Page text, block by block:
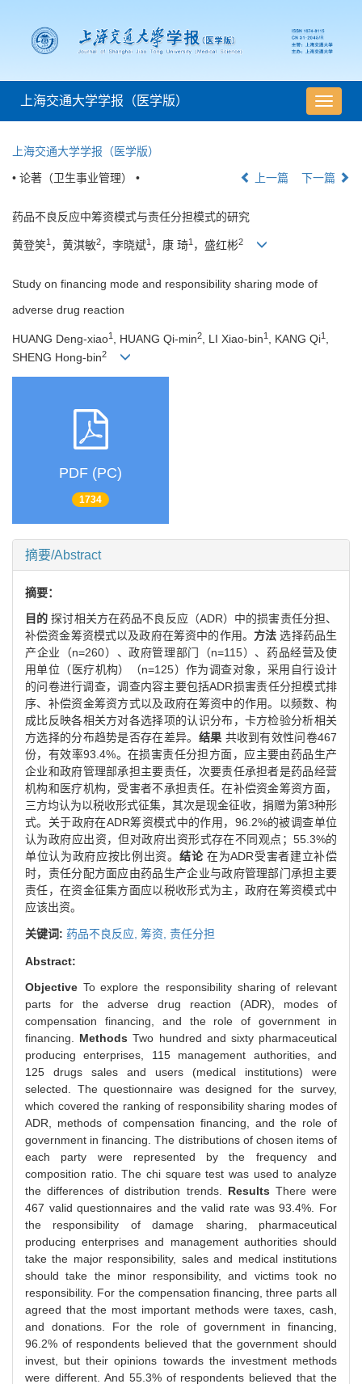
导
航
上海交通大学学报（医学版）
上海交通大学学报（医学版）
• 论著（卫生事业管理） • 上一篇 下一篇
药品不良反应中筹资模式与责任分担模式的研究
黄登笑1 ，黄淇敏2，李晓斌1 ，康 琦1 ，盛红彬2
Study on financing mode and responsibility sharing mode of
adverse drug reaction
HUANG Deng-xiao1 , HUANG Qi-min2 , LI Xiao-bin1 , KANG Qi1
SHENG Hong-bin2
PDF (PC)
1734
摘要/Abstract
摘要：
目的探讨相关方在药品不良反应（ADR）中的损害责任分担、
补偿资金筹资模式以及政府在筹资中的作用。 方法选择药品生
产企业（n=260）、政府管理部门（n=115）、药品经营及使
用单位（医疗机构）（n=125）作为调查对象，采用自行设计
的问卷进行调查，调查内容主要包括ADR损害责任分担模式排
序、补偿资金筹资方式以及政府在筹资中的作用。以频数、构
成比反映各相关方对各选择项的认识分布，卡方检验分析相关
方选择的分布趋势是否存在差异。 结果 共收到有效性问卷467
份，有效率93.4%。在损害责任分担方面，应主要由药品生产
企业和政府管理部承担主要责任，次要责任承担者是药品经营
机构和医疗机构，受害者不承担责任。在补偿资金筹资方面，
三方均认为以税收形式征集，其次是现金征收，捐赠为第3种形
式。关于政府在ADR筹资模式中的作用，96.2%的被调查单位
认为政府应出资，但对政府出资形式存在不同观点；55.3%的
单位认为政府应按比例出资。 结论 在为ADR受害者建立补偿
时，责任分配方面应由药品生产企业与政府管理部门承担主要
责任，在资金征集方面应以税收形式为主，政府在筹资模式中
应该出资。
关键词: 药品不良反应, 筹资, 责任分担
Abstract:
Objective To explore the responsibility sharing of relevant
parts for the adverse drug reaction (ADR), modes of
compensation financing, and the role of government in
financing. MethodsTwo hundred and sixty pharmaceutical
producing enterprises, 115 management authorities, and
125 drugs sales and users (medical institutions) were
selected. The questionnaire was designed for the survey,
which covered the ranking of responsibility sharing modes of
ADR, methods of compensation financing, and the role of
government in financing. The distributions of chosen items of
each party were represented by the frequency and
composition ratio. The chi square test was used to analyze
the differences of distribution trends. Results There were
467 valid questionnaires and the valid rate was 93.4%. For
the responsibility of damage sharing, pharmaceutical
producing enterprises and management authorities should
take the major responsibility, sales and medical institutions
should take the minor responsibility, and victims took no
responsibility. For the compensation financing, three parts all
agreed that the most important methods were taxes, cash,
and donations. For the role of government in financing,
96.2% of respondents believed that the government should
invest, but their opinions towards the investment methods
were different. And 55.3% of respondents believed that the